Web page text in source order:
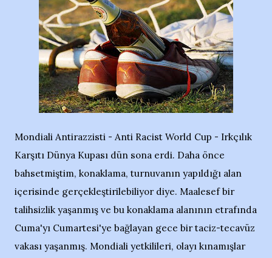
Mondiali Antirazzisti - Anti Racist World Cup - Irkçılık
Karşıtı Dünya Kupası dün sona erdi. Daha önce
bahsetmiştim, konaklama, turnuvanın yapıldığı alan
içerisinde gerçekleştirilebiliyor diye. Maalesef bir
talihsizlik yaşanmış ve bu konaklama alanının etrafında
Cuma'yı Cumartesi'ye bağlayan gece bir taciz-tecavüz
vakası yaşanmış. Mondiali yetkilileri, olayı kınamışlar